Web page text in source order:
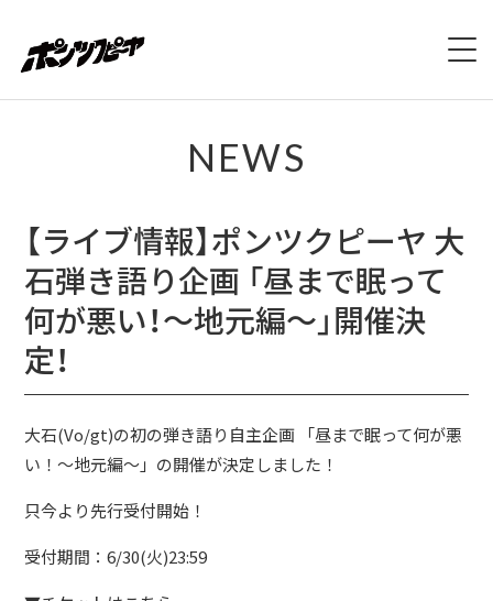
LIVE
DISCOGRAPHY
CONTACT
NEWS
【ライブ情報】ポンツクピーヤ 大
石弾き語り企画 「昼まで眠って
何が悪い！〜地元編〜」開催決
定！
大石(Vo/gt)の初の弾き語り自主企画 「昼まで眠って何が悪
い！〜地元編〜」の開催が決定しました！
只今より先行受付開始！
受付期間：6/30(火)23:59